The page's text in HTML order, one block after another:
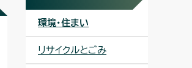
環境・住まい
リサイクルとごみ